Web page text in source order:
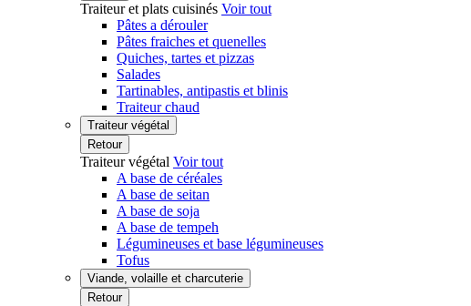
Traiteur et plats cuisinés Voir tout
Pâtes a dérouler
Pâtes fraiches et quenelles
Quiches, tartes et pizzas
Salades
Tartinables, antipastis et blinis
Traiteur chaud
Traiteur végétal
Retour
Traiteur végétal Voir tout
A base de céréales
A base de seitan
A base de soja
A base de tempeh
Légumineuses et base légumineuses
Tofus
Viande, volaille et charcuterie
Retour